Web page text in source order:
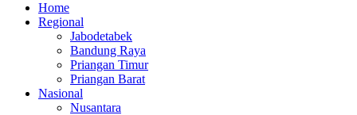
Home
Regional
Jabodetabek
Bandung Raya
Priangan Timur
Priangan Barat
Nasional
Nusantara